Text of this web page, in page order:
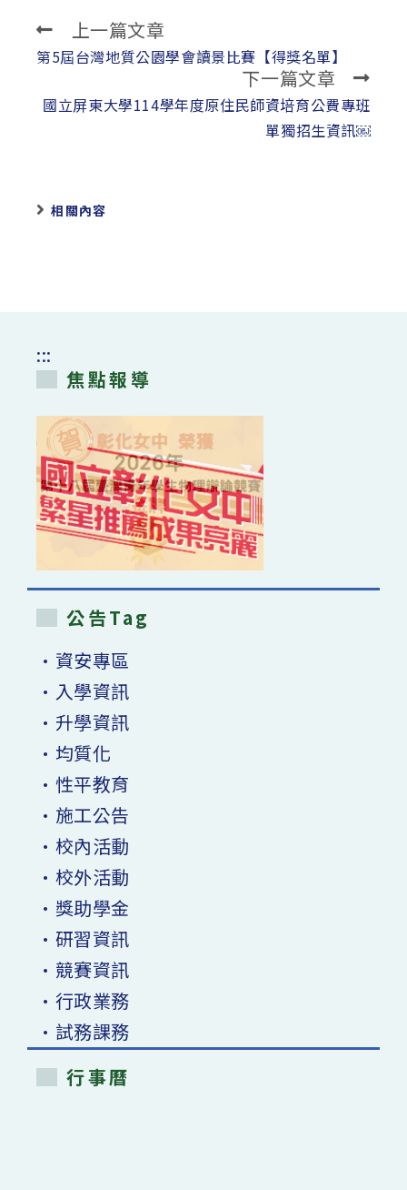
Read
more
上一篇文章
第5屆台灣地質公園學會讀景比賽【得獎名單】
下一篇文章
國立屏東大學114學年度原住民師資培育公費專班
單獨招生資訊￼
相關內容
:::
焦點報導
公告Tag
•資安專區
•入學資訊
•升學資訊
•均質化
•性平教育
•施工公告
•校內活動
•校外活動
•獎助學金
•研習資訊
•競賽資訊
•行政業務
•試務課務
行事曆